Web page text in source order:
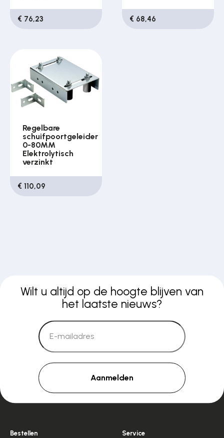
€ 76,23 € 68,46
Regelbare
schuifpoortgeleider
0-80MM
Elektrolytisch
verzinkt
€ 110,09
Wilt u altijd op de hoogte blijven van
het laatste nieuws?
Aanmelden
Bestellen Service